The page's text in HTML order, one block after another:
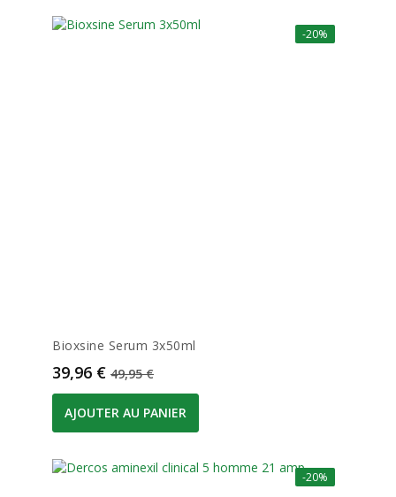
-20%
Bioxsine Serum 3x50ml
Prix
39,96 € Prix de base
49,95 €
AJOUTER AU PANIER
-20%